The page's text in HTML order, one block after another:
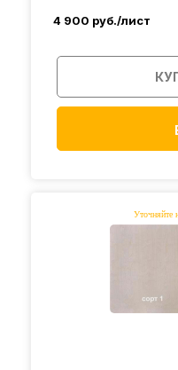
4 900 руб./лист